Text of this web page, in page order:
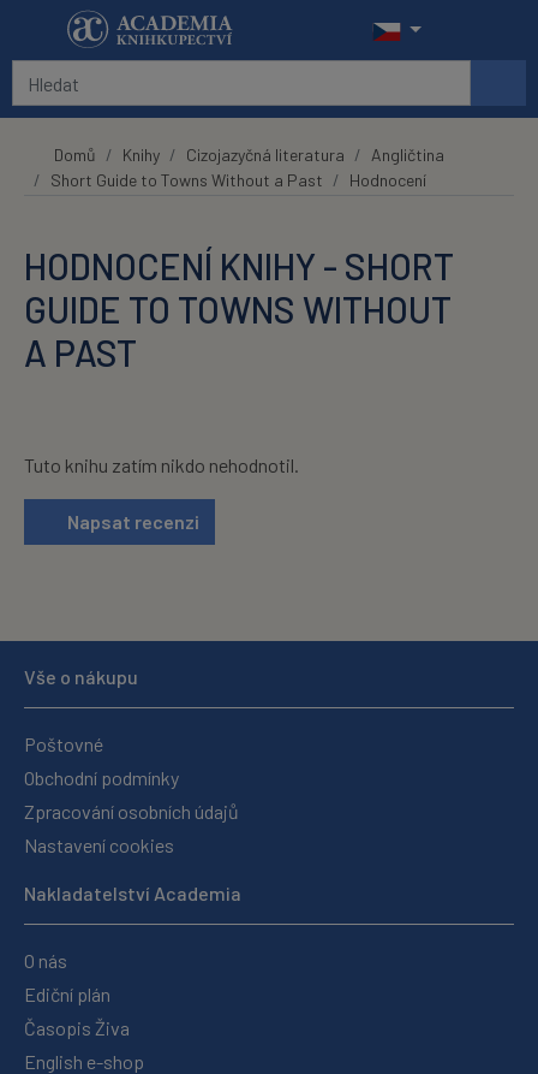
Přeskočit na hlavní obsah
Domů Knihy Cizojazyčná literatura
Angličtina
Short Guide to Towns Without a Past
Hodnocení
HODNOCENÍ KNIHY - SHORT
GUIDE TO TOWNS WITHOUT
A PAST
Tuto knihu zatím nikdo nehodnotil.
Napsat recenzi
Vše o nákupu
Poštovné
Obchodní podmínky
Zpracování osobních údajů
Nastavení cookies
Nakladatelství Academia
O nás
Ediční plán
Časopis Živa
English e-shop